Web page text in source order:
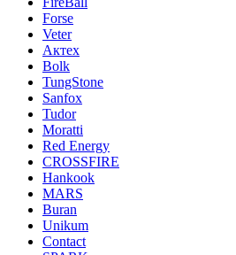
Forse
Veter
Актех
Bolk
TungStone
Sanfox
Tudor
Moratti
Red Energy
CROSSFIRE
Hankook
MARS
Buran
Unikum
Contact